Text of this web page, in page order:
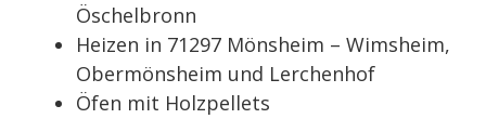
Öschelbronn
Heizen in 71297 Mönsheim – Wimsheim,
Obermönsheim und Lerchenhof
Öfen mit Holzpellets